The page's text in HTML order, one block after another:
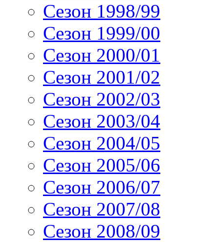
Сезон 1998/99
Сезон 1999/00
Сезон 2000/01
Сезон 2001/02
Сезон 2002/03
Сезон 2003/04
Сезон 2004/05
Сезон 2005/06
Сезон 2006/07
Сезон 2007/08
Сезон 2008/09